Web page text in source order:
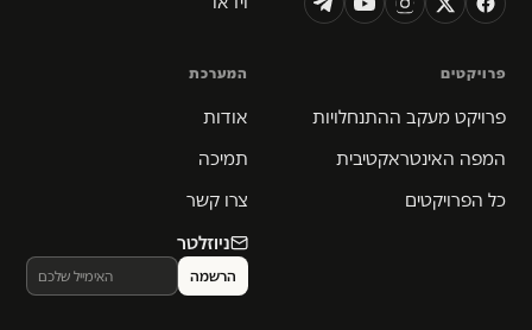
פרויקטים
פרויקט מעקב ההתנחלויות
המפה האינטראקטיבית
כל הפרויקטים
המערכת
אודות
תמיכה
צרו קשר
ניוזלטר